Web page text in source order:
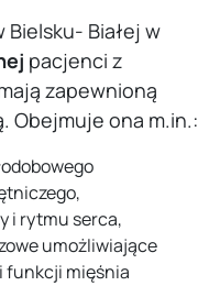
Bielsku- Białej w
pacjenci z
zapewnioną
Obejmuje ona m.in.:
i rytmu serca,
umożliwiające
funkcji mięśnia